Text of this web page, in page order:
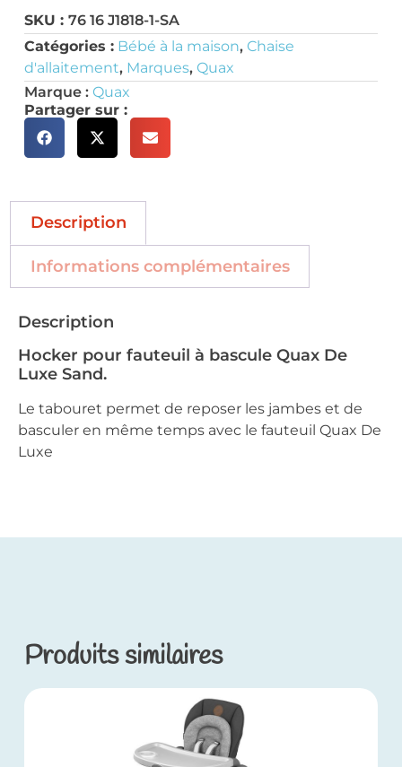
SKU : 76 16 J1818-1-SA
Catégories : Bébé à la maison, Chaise
d'allaitement, Marques, Quax
Marque : Quax
Partager sur :
Description
Informations complémentaires
Description
Hocker pour fauteuil à bascule Quax De
Luxe Sand.
Le tabouret permet de reposer les jambes et de
basculer en même temps avec le fauteuil Quax De
Luxe
Produits similaires